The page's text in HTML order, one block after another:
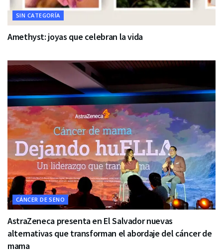
SIN CATEGORÍA
Amethyst: joyas que celebran la vida
CÁNCER DE SENO
AstraZeneca presenta en El Salvador nuevas
alternativas que transforman el abordaje del cáncer de
mama